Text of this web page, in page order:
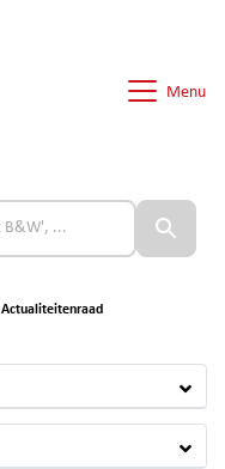
Menu
Actualiteitenraad